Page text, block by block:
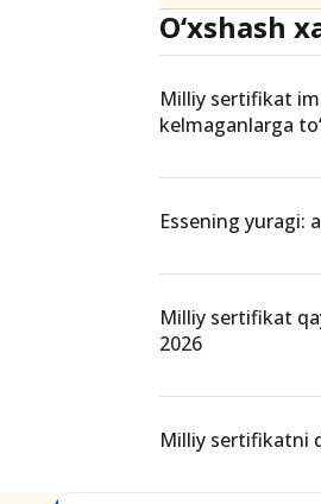
Teglar
Milliy sertifikat
Essening yuragi:
Milliy sertifikat